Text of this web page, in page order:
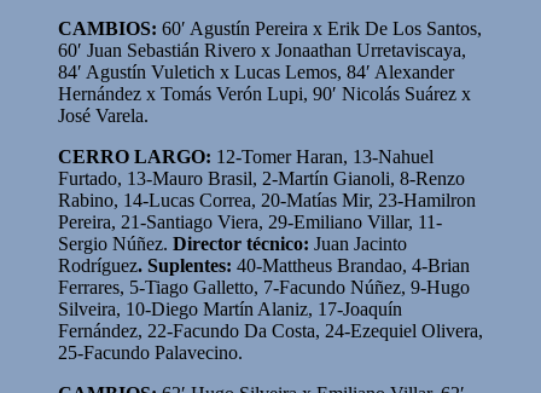
CAMBIOS: 60′ Agustín Pereira x Erik De Los Santos,
60′ Juan Sebastián Rivero x Jonaathan Urretaviscaya,
84′ Agustín Vuletich x Lucas Lemos, 84′ Alexander
Hernández x Tomás Verón Lupi, 90′ Nicolás Suárez x
José Varela.
CERRO LARGO: 12-Tomer Haran, 13-Nahuel
Furtado, 13-Mauro Brasil, 2-Martín Gianoli, 8-Renzo
Rabino, 14-Lucas Correa, 20-Matías Mir, 23-Hamilron
Pereira, 21-Santiago Viera, 29-Emiliano Villar, 11-
Sergio Núñez. Director técnico: Juan Jacinto
Rodríguez. Suplentes: 40-Mattheus Brandao, 4-Brian
Ferrares, 5-Tiago Galletto, 7-Facundo Núñez, 9-Hugo
Silveira, 10-Diego Martín Alaniz, 17-Joaquín
Fernández, 22-Facundo Da Costa, 24-Ezequiel Olivera,
25-Facundo Palavecino.